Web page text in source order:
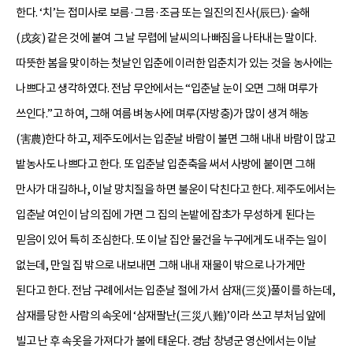
한다. ‘치’는 접미사로 보름·그믐·조금 또는 일진의 진사(辰巳)·술해
(戌亥) 같은 것에 붙여 그 날 무렵에 날씨의 나빠짐을 나타내는 말이다.
따뜻한 봄을 맞이하는 첫날인 입춘에 이러한 입춘치가 있는 것을 농사에는
나쁘다고 생각하였다. 전남 무안에서는 “입춘날 눈이 오면 그해 며루가
쓰인다.”고 하여, 그해 여름 벼농사에 며루(자방충)가 많이 생겨 해농
(害農)한다 하고, 제주도에서는 입춘날 바람이 불면 그해 내내 바람이 많고
밭농사도 나쁘다고 한다. 또 입춘날 입춘축을 써서 사방에 붙이면 그해
만사가 대길하나, 이날 망치질을 하면 불운이 닥친다고 한다. 제주도에서는
입춘날 여인이 남의 집에 가면 그 집의 논밭에 잡초가 무성하게 된다는
믿음이 있어 특히 조심한다. 또 이날 집안 물건을 누구에게도 내주는 일이
없는데, 만일 집 밖으로 내보내면 그해 내내 재물이 밖으로 나가게만
된다고 한다. 전남 구례에서는 입춘날 절에 가서 삼재(三災)풀이를 하는데,
삼재를 당한 사람의 속옷에 ‘삼재팔난(三災八難)’이라 쓰고 부처님 앞에
빌고 난 후 속옷을 가져다가 불에 태운다. 경남 창녕군 영산에서는 이날